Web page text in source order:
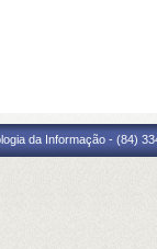
da Informação - (84)